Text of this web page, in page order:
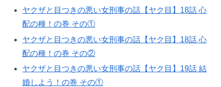
ヤクザと目つきの悪い女刑事の話【ヤク目】18話 心
配の種！の巻​ その①
ヤクザと目つきの悪い女刑事の話【ヤク目】18話 心
配の種！の巻​ その②
ヤクザと目つきの悪い女刑事の話【ヤク目】19話 結
婚しよう！の巻​ その①